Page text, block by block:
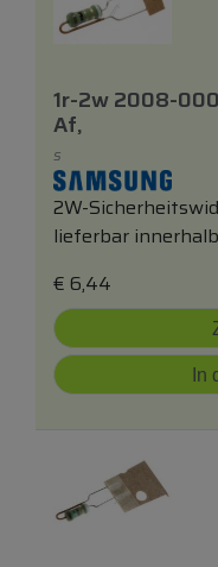
1r-2w 2008-
Af,
S
2W-
lieferbar
€ 6,44
In